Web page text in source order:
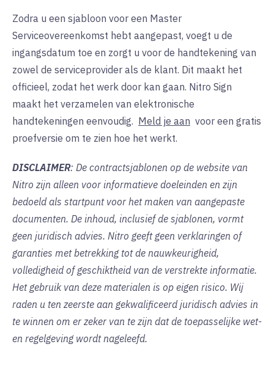
Zodra u een sjabloon voor een Master
Serviceovereenkomst hebt aangepast, voegt u de
ingangsdatum toe en zorgt u voor de handtekening van
zowel de serviceprovider als de klant. Dit maakt het
officieel, zodat het werk door kan gaan. Nitro Sign
maakt het verzamelen van elektronische
handtekeningen eenvoudig. Meld je aan voor een gratis
proefversie om te zien hoe het werkt.
DISCLAIMER: De contractsjablonen op de website van
Nitro zijn alleen voor informatieve doeleinden en zijn
bedoeld als startpunt voor het maken van aangepaste
documenten. De inhoud, inclusief de sjablonen, vormt
geen juridisch advies. Nitro geeft geen verklaringen of
garanties met betrekking tot de nauwkeurigheid,
volledigheid of geschiktheid van de verstrekte informatie.
Het gebruik van deze materialen is op eigen risico. Wij
raden u ten zeerste aan gekwalificeerd juridisch advies in
te winnen om er zeker van te zijn dat de toepasselijke wet-
en regelgeving wordt nageleefd.